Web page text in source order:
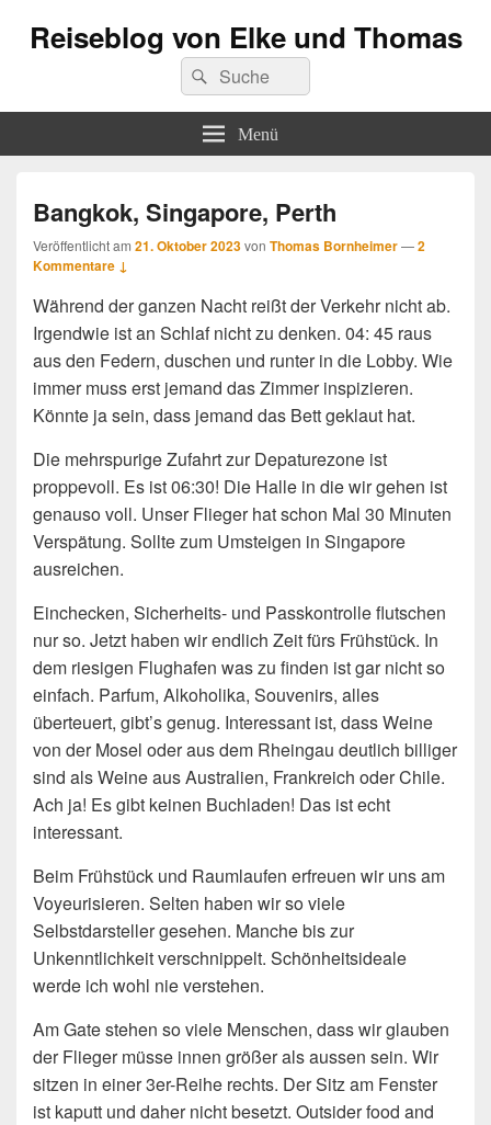
Reiseblog von Elke und Thomas
Suchen
nach:
Suchen
Menü
Bangkok, Singapore, Perth
Veröffentlicht am 21. Oktober 2023von Thomas Bornheimer—2
Kommentare ↓
Während der ganzen Nacht reißt der Verkehr nicht ab.
Irgendwie ist an Schlaf nicht zu denken. 04: 45 raus
aus den Federn, duschen und runter in die Lobby. Wie
immer muss erst jemand das Zimmer inspizieren.
Könnte ja sein, dass jemand das Bett geklaut hat.
Die mehrspurige Zufahrt zur Depaturezone ist
proppevoll. Es ist 06:30! Die Halle in die wir gehen ist
genauso voll. Unser Flieger hat schon Mal 30 Minuten
Verspätung. Sollte zum Umsteigen in Singapore
ausreichen.
Einchecken, Sicherheits- und Passkontrolle flutschen
nur so. Jetzt haben wir endlich Zeit fürs Frühstück. In
dem riesigen Flughafen was zu finden ist gar nicht so
einfach. Parfum, Alkoholika, Souvenirs, alles
überteuert, gibt’s genug. Interessant ist, dass Weine
von der Mosel oder aus dem Rheingau deutlich billiger
sind als Weine aus Australien, Frankreich oder Chile.
Ach ja! Es gibt keinen Buchladen! Das ist echt
interessant.
Beim Frühstück und Raumlaufen erfreuen wir uns am
Voyeurisieren. Selten haben wir so viele
Selbstdarsteller gesehen. Manche bis zur
Unkenntlichkeit verschnippelt. Schönheitsideale
werde ich wohl nie verstehen.
Am Gate stehen so viele Menschen, dass wir glauben
der Flieger müsse innen größer als aussen sein. Wir
sitzen in einer 3er-Reihe rechts. Der Sitz am Fenster
ist kaputt und daher nicht besetzt. Outsider food and